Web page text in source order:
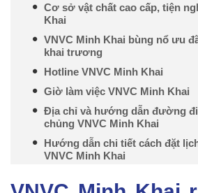
Cơ sở vật chất cao cấp, tiện
Khai
VNVC Minh Khai bùng nổ ưu
khai trương
Hotline VNVC Minh Khai
Giờ làm việc VNVC Minh Khai
Địa chỉ và hướng dẫn đường
chủng VNVC Minh Khai
Hướng dẫn chi tiết cách đặt
VNVC Minh Khai